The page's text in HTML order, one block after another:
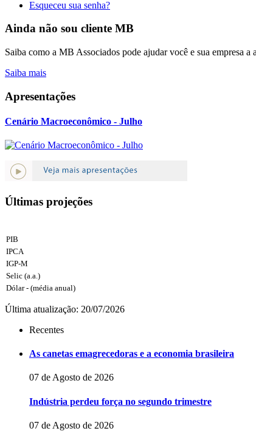
Esqueceu sua senha?
Ainda não sou cliente MB
Saiba como a MB Associados pode ajudar você e sua empresa
Saiba mais
Apresentações
Cenário Macroeconômico - Julho
Últimas projeções
PIB
IPCA
IGP-M
Selic (a.a.)
Dólar - (média anual)
Última atualização: 20/07/2026
Recentes
As canetas emagrecedoras e a economia brasileira
07 de Agosto de 2026
Indústria perdeu força no segundo trimestre
07 de Agosto de 2026